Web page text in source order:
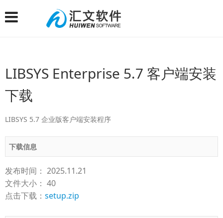
LIBSYS Enterprise 5.7 客户端安装
下载
LIBSYS 5.7 企业版客户端安装程序
下载信息
发布时间： 2025.11.21
文件大小： 40
点击下载： setup.zip